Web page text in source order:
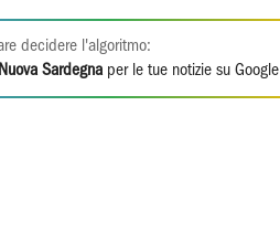
decidere l'algoritmo:
Sardegna per le tue notizie su Google